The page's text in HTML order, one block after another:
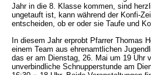
Jahr in die 8. Klasse kommen, sind
ungetauft ist, kann während der Konfi-
entscheiden, ob er oder sie Taufe und
In diesem Jahr erprobt Pfarrer Thomas
einem Team aus ehrenamtlichen
das er am Dienstag, 26. Mai um 19 Uhr
unverbindliche Schnupperstunde am